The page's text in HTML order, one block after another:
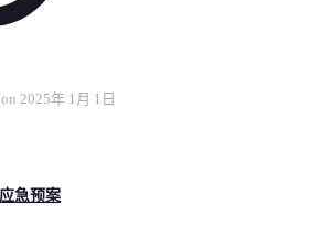
on 2025年 1月 1日
急预案